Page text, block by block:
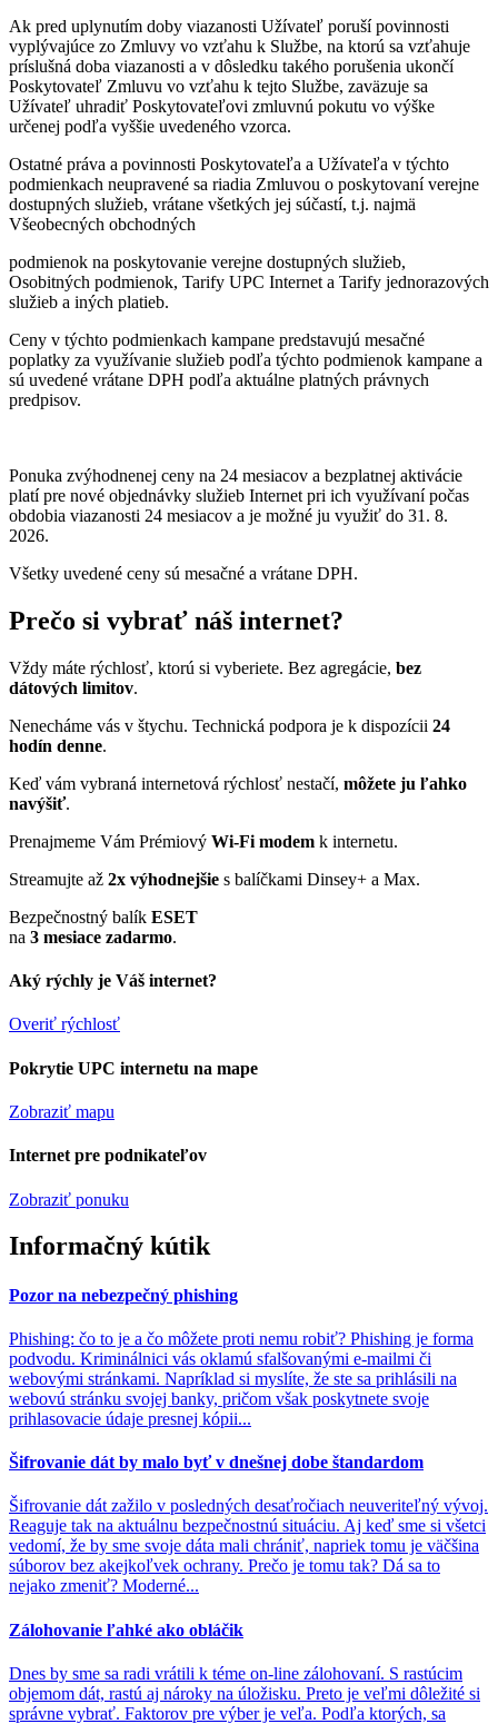
Ak pred uplynutím doby viazanosti Užívateľ poruší povinnosti
vyplývajúce zo Zmluvy vo vzťahu k Službe, na ktorú sa vzťahuje
príslušná doba viazanosti a v dôsledku takého porušenia ukončí
Poskytovateľ Zmluvu vo vzťahu k tejto Službe, zaväzuje sa
Užívateľ uhradiť Poskytovateľovi zmluvnú pokutu vo výške
určenej podľa vyššie uvedeného vzorca.
Ostatné práva a povinnosti Poskytovateľa a Užívateľa v týchto
podmienkach neupravené sa riadia Zmluvou o poskytovaní verejne
dostupných služieb, vrátane všetkých jej súčastí, t.j. najmä
Všeobecných obchodných
podmienok na poskytovanie verejne dostupných služieb,
Osobitných podmienok, Tarify UPC Internet a Tarify jednorazových
služieb a iných platieb.
Ceny v týchto podmienkach kampane predstavujú mesačné
poplatky za využívanie služieb podľa týchto podmienok kampane a
sú uvedené vrátane DPH podľa aktuálne platných právnych
predpisov.
Ponuka zvýhodnenej ceny na 24 mesiacov a bezplatnej aktivácie
platípre nové objednávky služieb Internet pri ich využívaní počas
obdobia viazanosti 24 mesiacov a je možné ju využiť do 31. 8.
2026.
Všetky uvedené ceny sú mesačné a vrátane DPH.
Prečo si vybrať náš internet?
Vždy máte rýchlosť, ktorú si vyberiete. Bez agregácie, bez
dátových limitov.
Nenecháme vás v štychu. Technická podpora je k dispozícii 24
hodín denne.
Keď vám vybraná internetová rýchlosť nestačí, môžete ju ľahko
navýšiť.
Prenajmeme Vám Prémiový Wi-Fi modem k internetu.
Streamujte až 2x výhodnejšie s balíčkami Dinsey+ a Max.
Bezpečnostný balík ESET
na 3 mesiace zadarmo.
Aký rýchly je Váš internet?
Overiť rýchlosť
Pokrytie UPC internetu na mape
Zobraziť mapu
Internet pre podnikateľov
Zobraziť ponuku
Informačný kútik
Pozor na nebezpečný phishing
Phishing: čo to je a čo môžete proti nemu robiť? Phishing je forma
podvodu. Kriminálnici vás oklamú sfalšovanými e-mailmi či
webovými stránkami. Napríklad si myslíte, že ste sa prihlásili na
webovú stránku svojej banky, pričom však poskytnete svoje
prihlasovacie údaje presnej kópii...
Šifrovanie dát by malo byť v dnešnej dobe štandardom
Šifrovanie dát zažilo v posledných desaťročiach neuveriteľný vývoj.
Reaguje tak na aktuálnu bezpečnostnú situáciu. Aj keď sme si všetci
vedomí, že by sme svoje dáta mali chrániť, napriek tomu je väčšina
súborov bez akejkoľvek ochrany. Prečo je tomu tak? Dá sa to
nejako zmeniť? Moderné...
Zálohovanie ľahké ako obláčik
Dnes by sme sa radi vrátili k téme on-line zálohovaní. S rastúcim
objemom dát, rastú aj nároky na úložisku. Preto je veľmi dôležité si
správne vybrať. Faktorov pre výber je veľa. Podľa ktorých, sa